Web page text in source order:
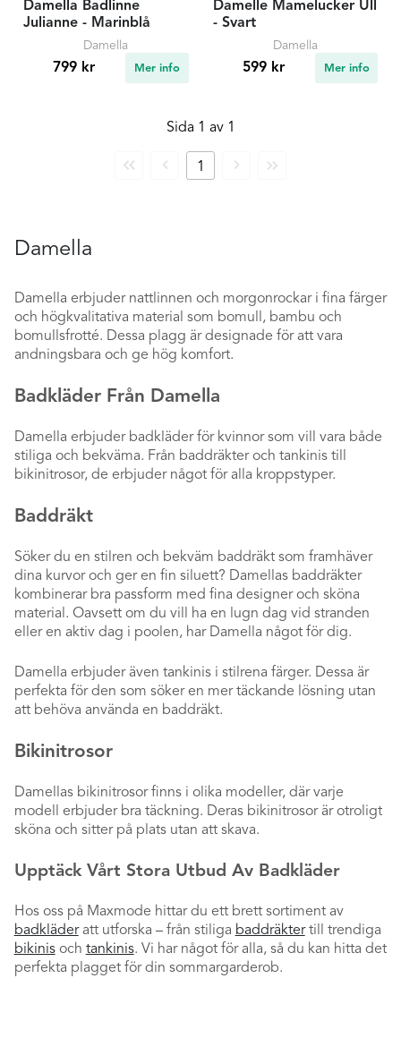
Damella Badlinne
Julianne - Marinblå
Damella
799 kr Mer info
Damelle Mamelucker Ull
- Svart
Damella
599 kr Mer info
Sida 1 av 1
sidan
Föregående
sida
1
sida
sidan
Damella
Damella erbjuder nattlinnen och morgonrockar i fina färger
och högkvalitativa material som bomull, bambu och
bomullsfrotté. Dessa plagg är designade för att vara
andningsbara och ge hög komfort.
Badkläder Från Damella
Damella erbjuder badkläder för kvinnor som vill vara både
stiliga och bekväma. Från baddräkter och tankinis till
bikinitrosor, de erbjuder något för alla kroppstyper.
Baddräkt
Söker du en stilren och bekväm baddräkt som framhäver
dina kurvor och ger en fin siluett? Damellas baddräkter
kombinerar bra passform med fina designer och sköna
material. Oavsett om du vill ha en lugn dag vid stranden
eller en aktiv dag i poolen, har Damella något för dig.
Damella erbjuder även tankinis i stilrena färger. Dessa är
perfekta för den som söker en mer täckande lösning utan
att behöva använda en baddräkt.
Bikinitrosor
Damellas bikinitrosor finns i olika modeller, där varje
modell erbjuder bra täckning. Deras bikinitrosor är otroligt
sköna och sitter på plats utan att skava.
Upptäck Vårt Stora Utbud Av Badkläder
Hos oss på Maxmode hittar du ett brett sortiment av
badkläderatt utforska – från stiliga baddräktertill trendiga
bikinisoch tankinis. Vi har något för alla, så du kan hitta det
perfekta plagget för din sommargarderob.